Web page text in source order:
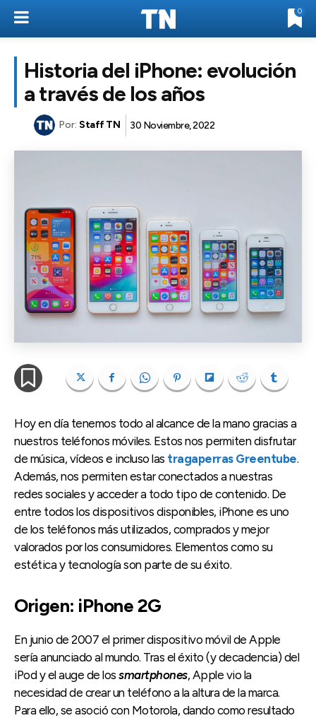
0
Historia del iPhone: evolución
a través de los años
Por: Staff TN 30 Noviembre, 2022
Hoy en día tenemos todo al alcance de la mano gracias a
nuestros teléfonos móviles. Estos nos permiten disfrutar
de música, vídeos e incluso las tragaperras Greentube.
Además, nos permiten estar conectados a nuestras
redes sociales y acceder a todo tipo de contenido. De
entre todos los dispositivos disponibles, iPhone es uno
de los teléfonos más utilizados, comprados y mejor
valorados por los consumidores. Elementos como su
estética y tecnología son parte de su éxito.
Origen: iPhone 2G
En junio de 2007 el primer dispositivo móvil de Apple
sería anunciado al mundo. Tras el éxito (y decadencia) del
iPod y el auge de los smartphones, Apple vio la
necesidad de crear un teléfono a la altura de la marca.
Para ello, se asoció con Motorola, dando como resultado